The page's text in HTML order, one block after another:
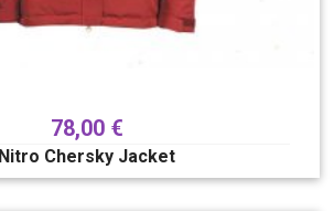
78,00 €
Nitro Chersky Jacket